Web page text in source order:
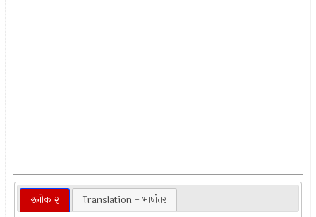
श्लोक २ Translation - भाषांतर